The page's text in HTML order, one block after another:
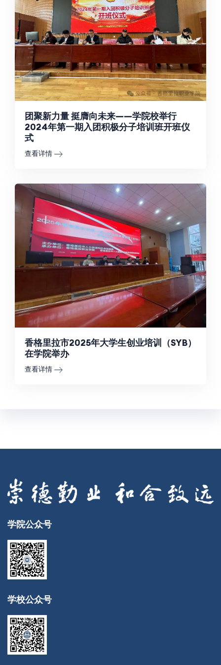
团聚新力量 挺膺向未来——学院校举行
2024年第一期入团积极分子培训班开班仪
式
查看详情
香格里拉市2025年大学生创业培训（SYB）
在学院举办
查看详情
学院公众号
学校公众号